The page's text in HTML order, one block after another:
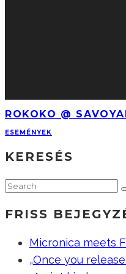
ROKOKO @
ESEMÉNYEK
KERESÉS
FRISS
Micronica meets
„Once you